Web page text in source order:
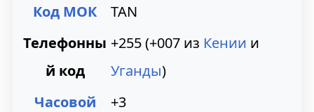
Код МОК
TAN
Телефонны
й код
+255 (+007 из Кении и
Уганды)
Часовой
+3